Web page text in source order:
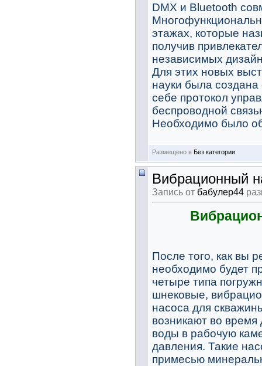
DMX и Bluetooth
этажах, которые
получив
независимых
Для этих новых
науки была создана
себе протокол
беспроводной
Необходимо было
Размещено в Без категории
Вибрационный
Запись от бабулер44
После того, как вы
необходимо будет
четыре типа
шнековые,
насоса для
возникают во
воды в рабочую
давления. Такие
примесью